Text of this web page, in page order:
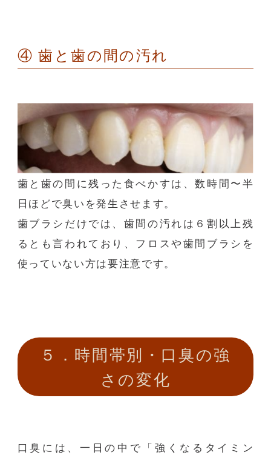
④ 歯と歯の間の汚れ
歯と歯の間に残った食べかすは、数時間〜半
日ほどで臭いを発生させます。
歯ブラシだけでは、歯間の汚れは６割以上残
るとも言われており、フロスや歯間ブラシを
使っていない方は要注意です。
５．時間帯別・口臭の強
さの変化
口臭には、一日の中で「強くなるタイミン